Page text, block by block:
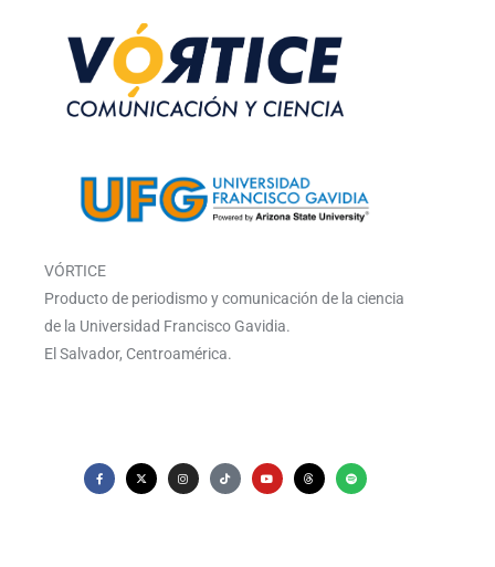
VÓRTICE
Producto de periodismo y comunicación de la ciencia
de la Universidad Francisco Gavidia.
El Salvador, Centroamérica.